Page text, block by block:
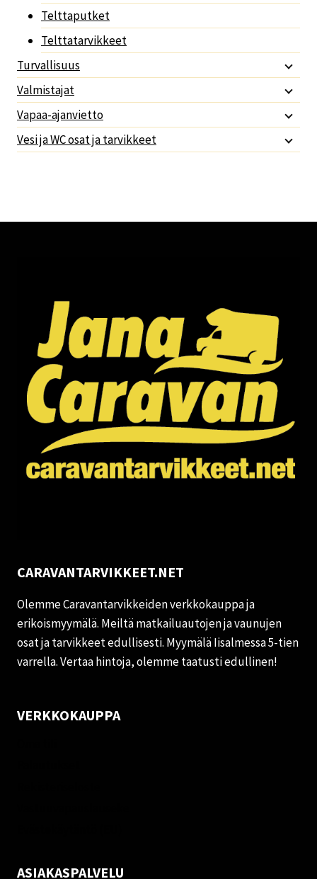
Telttaputket
Telttatarvikkeet
Turvallisuus
Valmistajat
Vapaa-ajanvietto
Vesi ja WC osat ja tarvikkeet
CARAVANTARVIKKEET.NET
Olemme Caravantarvikkeiden verkkokauppa ja
erikoismyymälä. Meiltä matkailuautojen ja vaunujen
osat ja tarvikkeet edullisesti. Myymälä Iisalmessa 5-tien
varrella. Vertaa hintoja, olemme taatusti edullinen!
VERKKOKAUPPA
ASIAKASPALVELU